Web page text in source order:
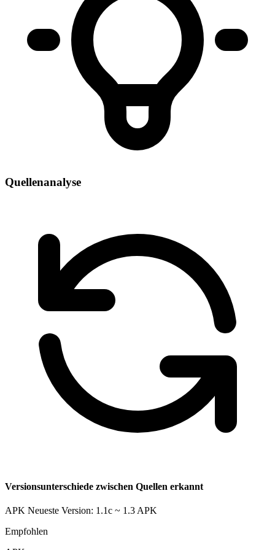
Quellenanalyse
Versionsunterschiede zwischen Quellen erkannt
APK Neueste Version: 1.1c ~ 1.3 APK
Empfohlen